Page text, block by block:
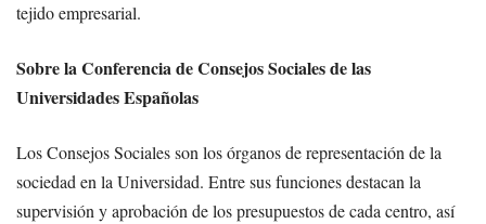
tejido empresarial.
Sobre la Conferencia de Consejos Sociales de las
Universidades Españolas
Los Consejos Sociales son los órganos de representación de la
sociedad en la Universidad. Entre sus funciones destacan la
supervisión y aprobación de los presupuestos de cada centro, así